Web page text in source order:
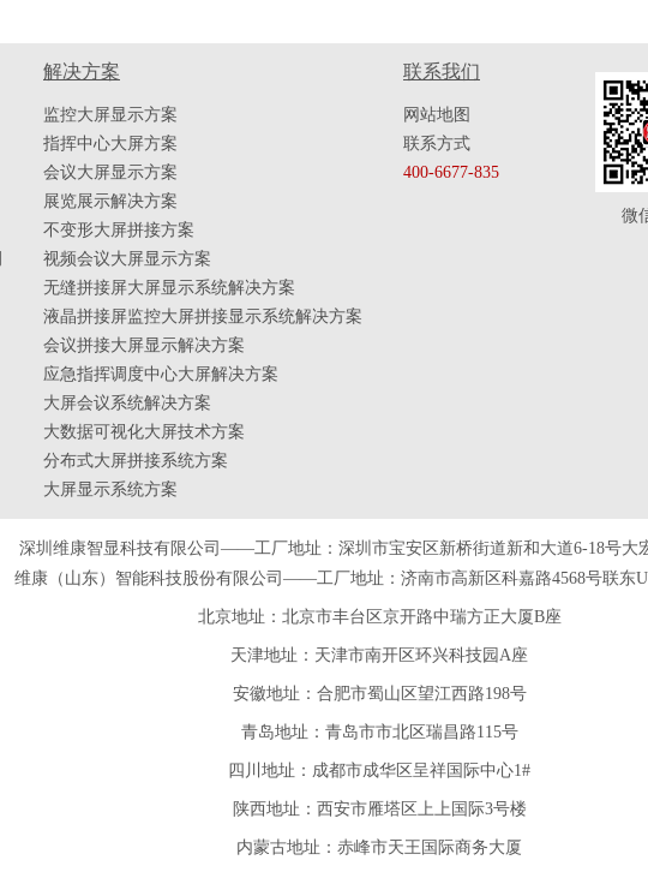
解决方案
监控大屏显示方案
指挥中心大屏方案
会议大屏显示方案
展览展示解决方案
不变形大屏拼接方案
视频会议大屏显示方案
无缝拼接屏大屏显示系统解决方案
液晶拼接屏监控大屏拼接显示系统解决方案
会议拼接大屏显示解决方案
应急指挥调度中心大屏解决方案
大屏会议系统解决方案
大数据可视化大屏技术方案
分布式大屏拼接系统方案
大屏显示系统方案
联系我们
网站地图
联系方式
400-6677-835
微
深圳维康智显科技有限公司——工厂地址：深圳市宝安区新桥街道新和大道6-18号大
维康（山东）智能科技股份有限公司——工厂地址：济南市高新区科嘉路4568号联东
北京地址：北京市丰台区京开路中瑞方正大厦B座
天津地址 ：天津市南开区环兴科技园A座
安徽地址 ：合肥市蜀山区望江西路198号
青岛地址 ：青岛市市北区瑞昌路115号
四川 地址 ：成都市成华区呈祥国际中心1#
陕西地址 ：西安市雁塔区上上国际3号楼
内蒙古地址：赤峰市天王国际商务大厦